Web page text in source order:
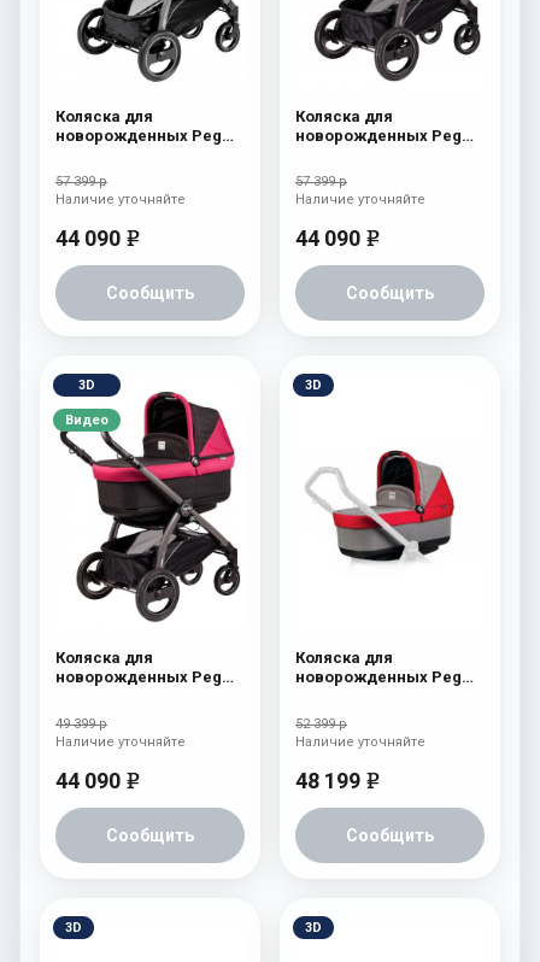
Коляска для
новорожденных Peg
(шасси White/Black)
aquamarine
57 399 р
44 090 e
Сообщить
Наличие уточняйте
Коляска для
новорожденных Peg
(шасси White/Black)
Cream
57 399 р
44 090 e
Сообщить
Наличие уточняйте
3D
Видео
Коляска для
новорожденных Peg
(шасси White/Black)
Fleur
49 399 р
44 090 e
Сообщить
Наличие уточняйте
3D
Коляска для
новорожденных Peg
Pop-Up) Tulip
52 399 р
48 199 e
Сообщить
Наличие уточняйте
3D 3D